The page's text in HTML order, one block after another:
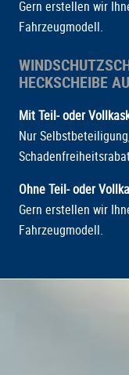
Gern erstellen wir
Fahrzeugmodell.
HECKSCHEIBE
Mit Teil- oder
Nur
Ohne Teil- oder
Gern erstellen wir
Fahrzeugmodell.